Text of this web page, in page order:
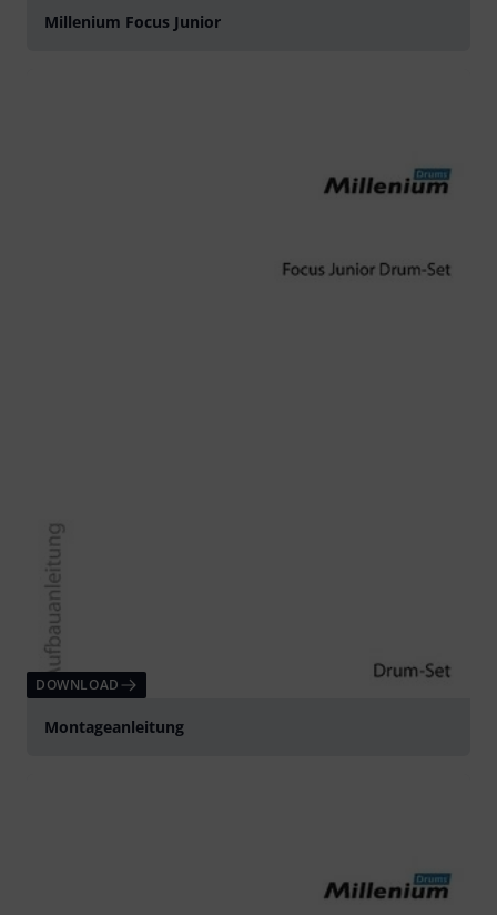
Millenium Focus Junior
DOWNLOAD
Montageanleitung